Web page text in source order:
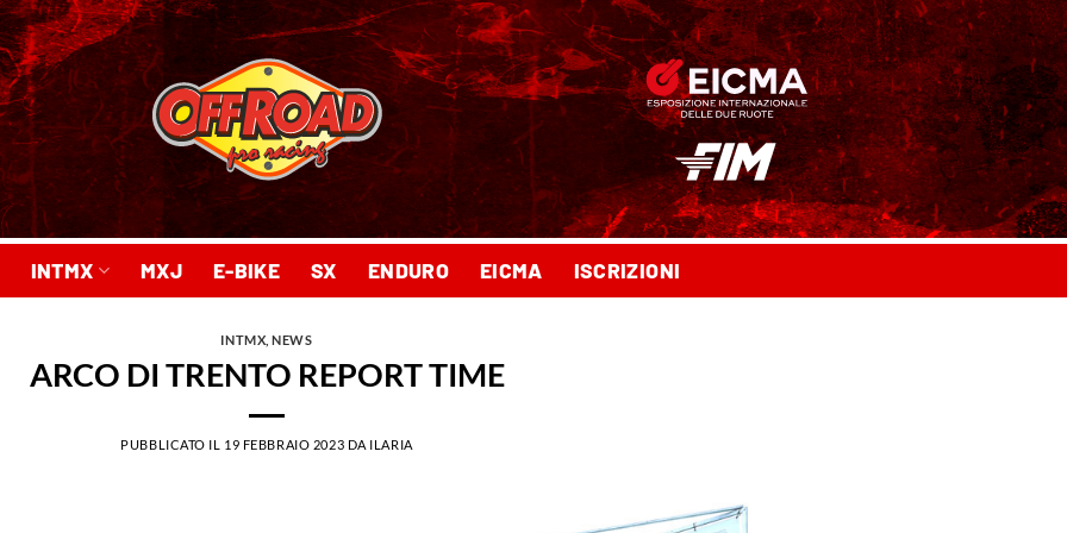
INTMX MXJ E-BIKE SX ENDURO EICMA ISCRIZIONI
INTMX ,NEWS
ARCO DI TRENTO REPORT TIME
PUBBLICATO IL 19 FEBBRAIO 2023 DA ILARIA